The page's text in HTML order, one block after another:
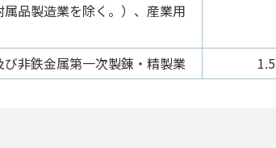
品製造業を除く。）、産業用
非鉄金属第一次製錬・精製業 1.5